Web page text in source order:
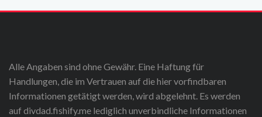
Alle Angaben sind ohne Gewähr. Eine Haftung für
Handlungen, die im Vertrauen auf die hier vorfindbaren
Informationen getätigt werden, wird abgelehnt. Es werden
auf divdad.fishify.me lediglich unverbindliche Informationen